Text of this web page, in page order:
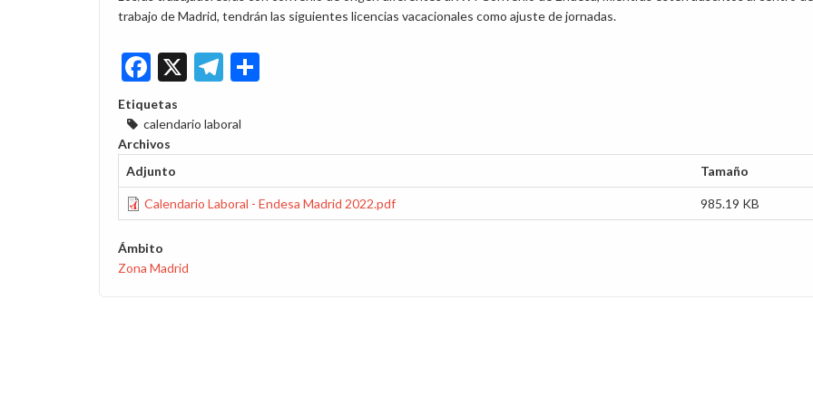
trabajo de Madrid, tendrán las siguientes licencias vacacionales como ajuste de jornadas.
Facebook
X Telegram
Etiquetas
calendario laboral
Archivos
Adjunto
Tamaño
Calendario Laboral - Endesa Madrid 2022.pdf 985.19 KB
Ámbito
Zona Madrid